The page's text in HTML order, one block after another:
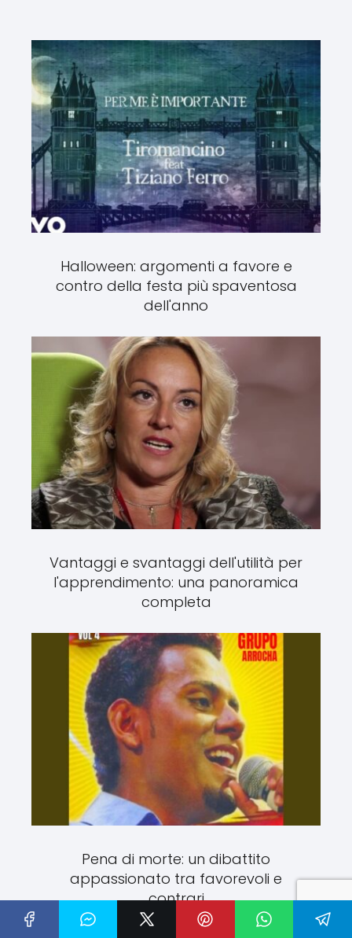
Halloween: argomenti a favore e
contro della festa più spaventosa
dell'anno
Vantaggi e svantaggi dell'utilità per
l'apprendimento: una panoramica
completa
Pena di morte: un dibattito
appassionato tra favorevoli e
contrari